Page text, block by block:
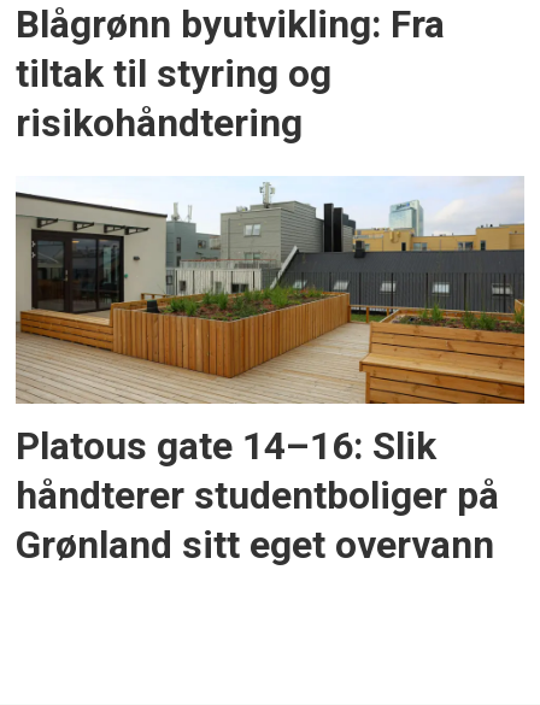
Blågrønn byutvikling: Fra
tiltak til styring og
risikohåndtering
Platous gate 14–16: Slik
håndterer studentboliger på
Grønland sitt eget overvann